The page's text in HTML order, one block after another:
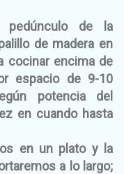
pedúnculo de la
de madera en
cocinar encima de
espacio de 9-10
potencia del
en cuando hasta
en un plato y la
a lo largo;